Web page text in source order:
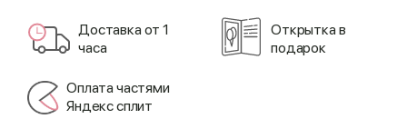
Доставка от 1
часа
Открытка в
подарок
Оплата частями
Яндекс сплит